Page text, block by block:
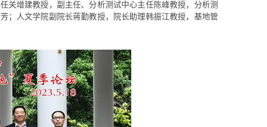
关增建教授，副主任、分析测试中心主任陈峰教授，分析测
；人文学院副院长蒋勤教授，院长助理韩振江教授，基地管